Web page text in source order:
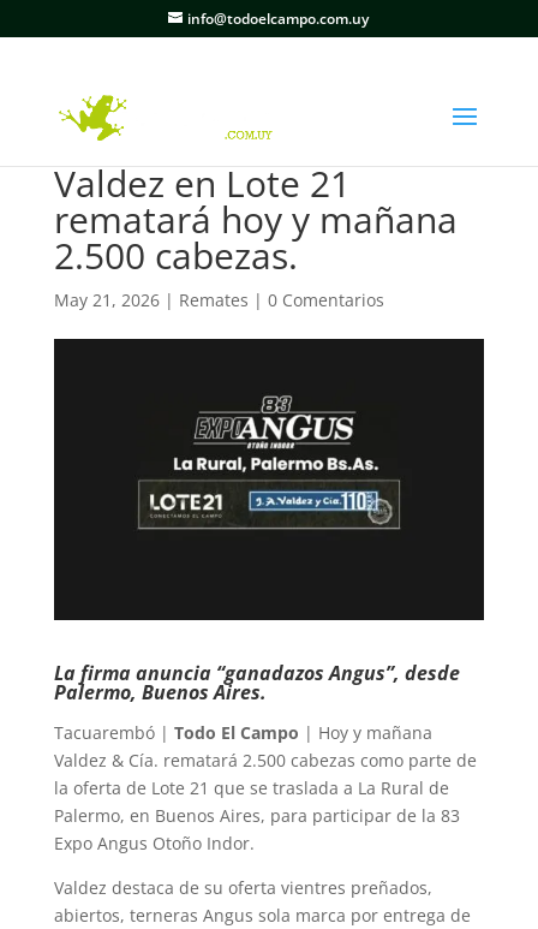
info@todoelcampo.com.uy
Valdez en Lote 21
rematará hoy y mañana
2.500 cabezas.
May 21, 2026| Remates | 0 Comentarios
La firma anuncia “ganadazos Angus”, desde
Palermo, Buenos Aires.
Tacuarembó | Todo El Campo | Hoy y mañana
Valdez & Cía. rematará 2.500 cabezas como parte de
la oferta de Lote 21 que se traslada a La Rural de
Palermo, en Buenos Aires, para participar de la 83
Expo Angus Otoño Indor.
Valdez destaca de su oferta vientres preñados,
abiertos, terneras Angus sola marca por entrega de